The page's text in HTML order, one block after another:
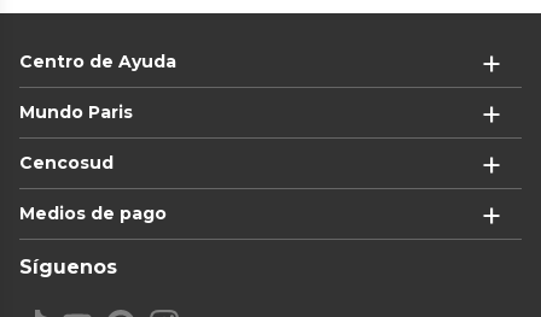
Centro de Ayuda
Mundo Paris
Cencosud
Medios de pago
Síguenos